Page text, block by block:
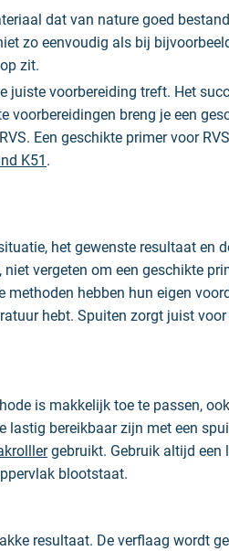
dat van nature goed
zo eenvoudig als bij
zit.
juiste voorbereiding treft. Het
voorbereidingen breng je een
Een geschikte primer voor
K51 .
het gewenste resultaat en
vergeten om een geschikte
hebben hun eigen
hebt. Spuiten zorgt juist
is makkelijk toe te passen,
bereikbaar zijn met een
gebruikt. Gebruik altijd een
blootstaat.
resultaat. De verflaag wordt